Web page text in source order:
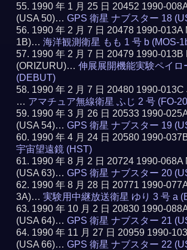
1990 年 1 月 25 日 20452 1990-
(USA 50)…GPS 衛星 ナブスター 18
1990 年 2 月 7 日 20478 1990-013A
1B)…海洋観測衛星 もも 1 号 b (MOS-
1990 年 2 月 7 日 20479 1990-013B
(ORIZURU)…伸展展開機能実験ペイロ
(DEBUT)
1990 年 2 月 7 日 20480 1990-
… アマチュア無線衛星 ふじ 2 号 (FO-
1990 年 3 月 26 日 20533 1990-
(USA 54)…GPS 衛星 ナブスター 19
1990 年 4 月 24 日 20580 1990-
宇宙望遠鏡 (HST)
1990 年 8 月 2 日 20724 1990-068A
(USA 63)…GPS 衛星 ナブスター 20
1990 年 8 月 28 日 20771 1990-
3A)…実験用中継放送衛星 ゆり 3 号 a
1990 年 10 月 2 日 20830 1990-
(USA 64)…GPS 衛星 ナブスター 21
1990 年 11 月 27 日 20959 1990-
(USA 66)…GPS 衛星 ナブスター 22